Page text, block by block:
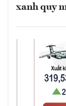
xanh quy